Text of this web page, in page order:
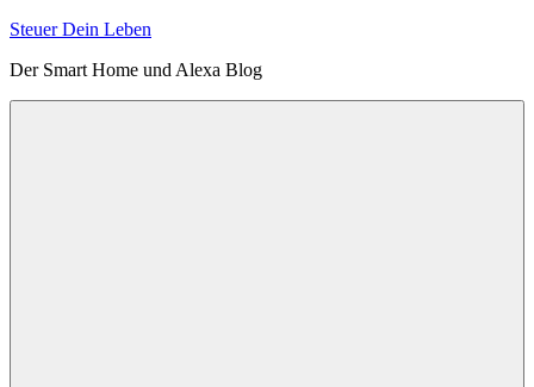
Zum
springen
Steuer Dein Leben
Der Smart Home und Alexa Blog